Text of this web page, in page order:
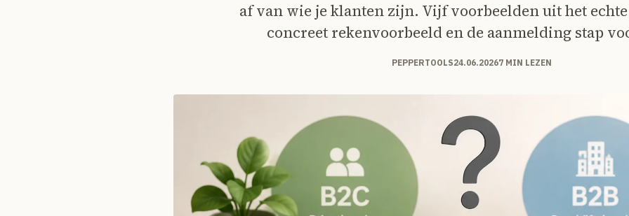
af van wie je klanten zijn. Vijf voorbeelden uit het
concreet rekenvoorbeeld en de aanmelding stap
PEPPERTOOLS24.06.20267 MIN LEZEN